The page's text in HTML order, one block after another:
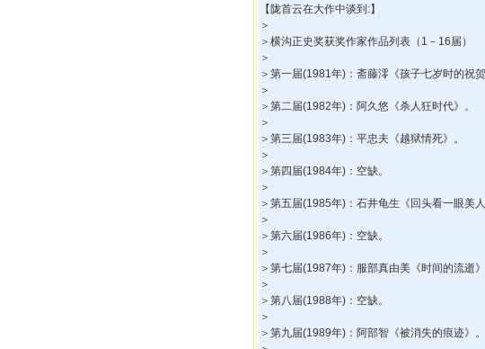
【陇首云在大作中谈到:】
＞
＞横沟正史奖获奖作家作品列表（1－16届）
＞
＞第一届(1981年)：斋藤澪《孩子七岁时的祝贺
＞
＞第二届(1982年)：阿久悠《杀人狂时代》。
＞
＞第三届(1983年)：平忠夫《越狱情死》。
＞
＞第四届(1984年)：空缺。
＞
＞第五届(1985年)：石井龟生《回头看一眼美人
＞
＞第六届(1986年)：空缺。
＞
＞第七届(1987年)：服部真由美《时间的流逝》
＞
＞第八届(1988年)：空缺。
＞
＞第九届(1989年)：阿部智《被消失的痕迹》。